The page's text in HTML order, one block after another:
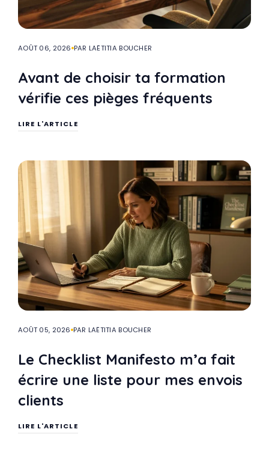
AOÛT 06, 2026 PAR LAËTITIA BOUCHER
Avant de choisir ta formation
vérifie ces pièges fréquents
LIRE L'ARTICLE
AOÛT 05, 2026 PAR LAËTITIA BOUCHER
Le Checklist Manifesto m’a fait
écrire une liste pour mes envois
clients
LIRE L'ARTICLE